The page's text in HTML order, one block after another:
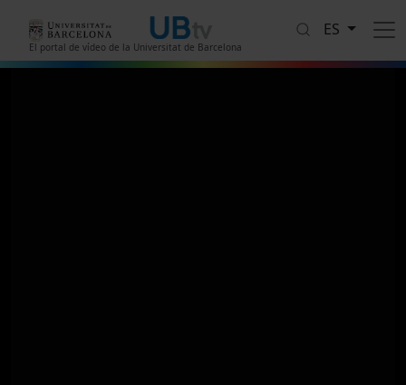
El portal de vídeo de la Universitat de Barcelona
ES